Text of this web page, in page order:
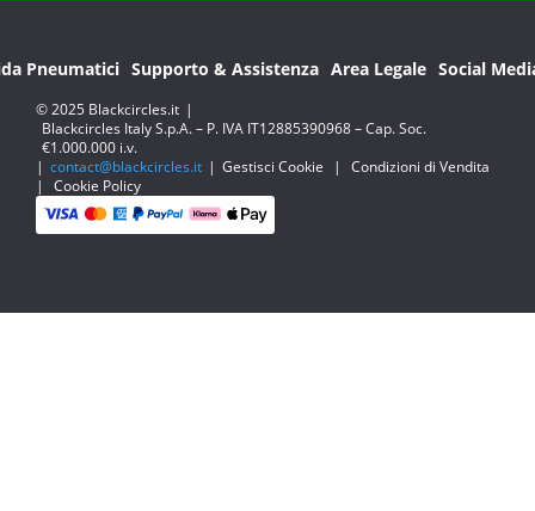
Pneumatici Supporto & Assistenza Area Legale Social
© 2025 Blackcircles.it |
Blackcircles Italy S.p.A. – P. IVA IT12885390968 – Cap. Soc.
€1.000.000 i.v.
| contact@blackcircles.it | Gestisci Cookie |
Condizioni di Vendita
|
Cookie Policy